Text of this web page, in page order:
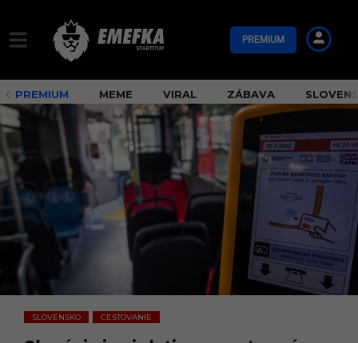
PREMIUM
PREMIUM MEME VIRAL ZÁBAVA
SLOVENSKO
,
CESTOVANIE